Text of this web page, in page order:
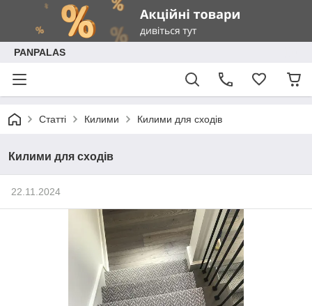
PANPALAS
Статті Килими Килими для сходів
Килими для сходів
22.11.2024